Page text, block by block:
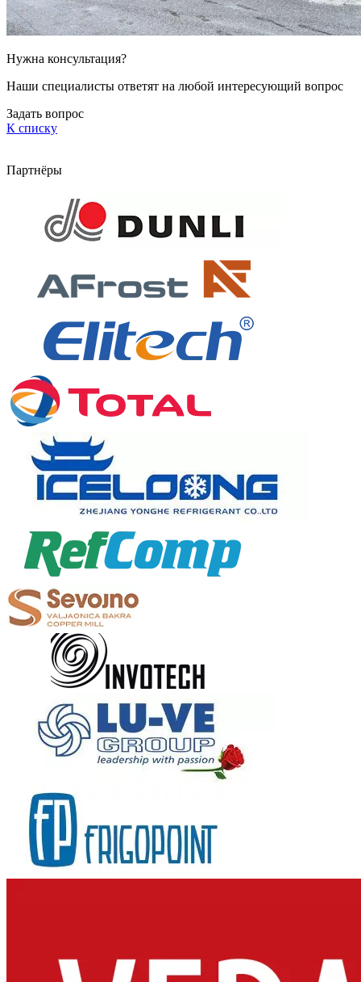
Нужна консультация?
Наши специалисты ответят на любой интересующий вопрос
Задать вопрос
К списку
Партнёры